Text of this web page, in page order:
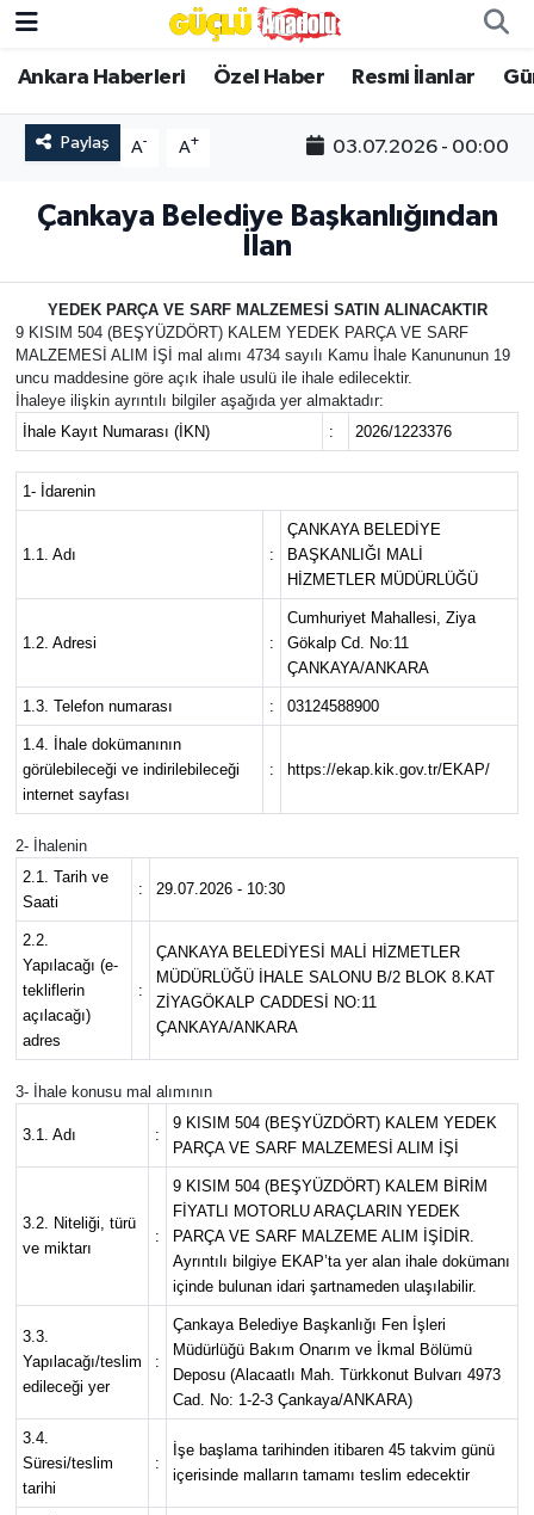
Ankara Haberleri Özel Haber Resmi İlanlar
Paylaş A- A+ 03.07.2026 - 00:00
Çankaya Belediye Başkanlığından
İlan
YEDEK PARÇA VE SARF MALZEMESİ SATIN ALINACAKTIR
9 KISIM 504 (BEŞYÜZDÖRT) KALEM YEDEK PARÇA VE SARF
MALZEMESİ ALIM İŞİ mal alımı 4734 sayılı Kamu İhale Kanununun 19
uncu maddesine göre açık ihale usulü ile ihale edilecektir.
İhaleye ilişkin ayrıntılı bilgiler aşağıda yer almaktadır:
İhale Kayıt Numarası (İKN)
: 2026/1223376
1- İdarenin
1.1. Adı :
ÇANKAYA BELEDİYE
BAŞKANLIĞI MALİ
HİZMETLER MÜDÜRLÜĞÜ
1.2. Adresi :
Cumhuriyet Mahallesi, Ziya
Gökalp Cd. No:11
ÇANKAYA/ANKARA
1.3. Telefon numarası : 03124588900
1.4. İhale dokümanının
görülebileceği ve indirilebileceği
internet sayfası
: https://ekap.kik.gov.tr/EKAP/
2- İhalenin
2.1. Tarih ve
Saati
: 29.07.2026 - 10:30
2.2.
Yapılacağı (e-
tekliflerin
açılacağı)
adres
:
ÇANKAYA BELEDİYESİ MALİ HİZMETLER
MÜDÜRLÜĞÜ İHALE SALONU B/2 BLOK 8.KAT
ZİYAGÖKALP CADDESİ NO:11
ÇANKAYA/ANKARA
3- İhale konusu mal alımının
3.1. Adı :
9 KISIM 504 (BEŞYÜZDÖRT) KALEM YEDEK
PARÇA VE SARF MALZEMESİ ALIM İŞİ
3.2. Niteliği, türü
ve miktarı
:
9 KISIM 504 (BEŞYÜZDÖRT) KALEM BİRİM
FİYATLI MOTORLU ARAÇLARIN YEDEK
PARÇA VE SARF MALZEME ALIM İŞİDİR.
Ayrıntılı bilgiye EKAP’ta yer alan ihale dokümanı
içinde bulunan idari şartnameden ulaşılabilir.
3.3.
Yapılacağı/teslim
edileceği yer
:
Çankaya Belediye Başkanlığı Fen İşleri
Müdürlüğü Bakım Onarım ve İkmal Bölümü
Deposu (Alacaatlı Mah. Türkkonut Bulvarı 4973
Cad. No: 1-2-3 Çankaya/ANKARA)
3.4.
Süresi/teslim
tarihi
:
İşe başlama tarihinden itibaren 45 takvim günü
içerisinde malların tamamı teslim edecektir
Özel Haber
Ankara Haberleri
Resmi İlanlar
Gündem
Asayiş
Dünya
Magazin
Burç Yorumları
Çocuk
Eğitim
Hava Durumu
Kadın
Kim kimdir?
Kültür Sanat
Sağlık
Siyaset
Televizyon
Yaşam-Çevre